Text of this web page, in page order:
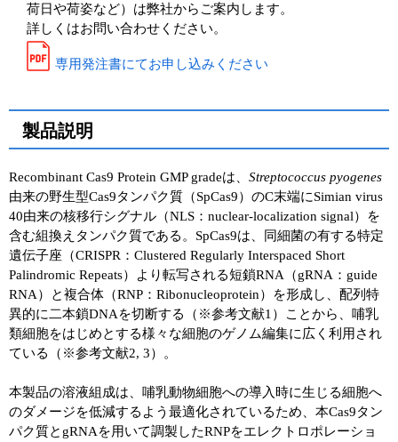
荷日や荷姿など）は弊社からご案内します。
詳しくはお問い合わせください。
専用発注書にてお申し込みください
製品説明
Recombinant Cas9 Protein GMP gradeは、 Streptococcus pyogenes
由来の野生型Cas9タンパク質（SpCas9）のC末端にSimian virus
40由来の核移行シグナル（NLS：nuclear-localization signal）を
含む組換えタンパク質である。SpCas9は、同細菌の有する特定
遺伝子座（CRISPR：Clustered Regularly Interspaced Short
Palindromic Repeats）より転写される短鎖RNA（gRNA：guide
RNA）と複合体（RNP：Ribonucleoprotein）を形成し、配列特
異的に二本鎖DNAを切断する（※参考文献1）ことから、哺乳
類細胞をはじめとする様々な細胞のゲノム編集に広く利用され
ている（※参考文献2, 3）。
本製品の溶液組成は、哺乳動物細胞への導入時に生じる細胞へ
のダメージを低減するよう最適化されているため、本Cas9タン
パク質とgRNAを用いて調製したRNPをエレクトロポレーショ